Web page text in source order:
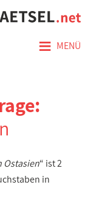
≡ MENÜ
Ostasien“ ist 2
in